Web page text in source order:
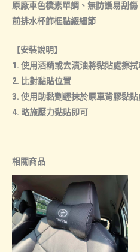
原廠車色樸素單調、無防護易刮傷
前排水杯飾框點綴細節
【安裝說明】
1. 使用酒精或去漬油將黏貼處擦
2. 比對黏貼位置
3. 使用助黏劑輕抹於原車背膠黏貼
4. 略施壓力黏貼即可
相關商品